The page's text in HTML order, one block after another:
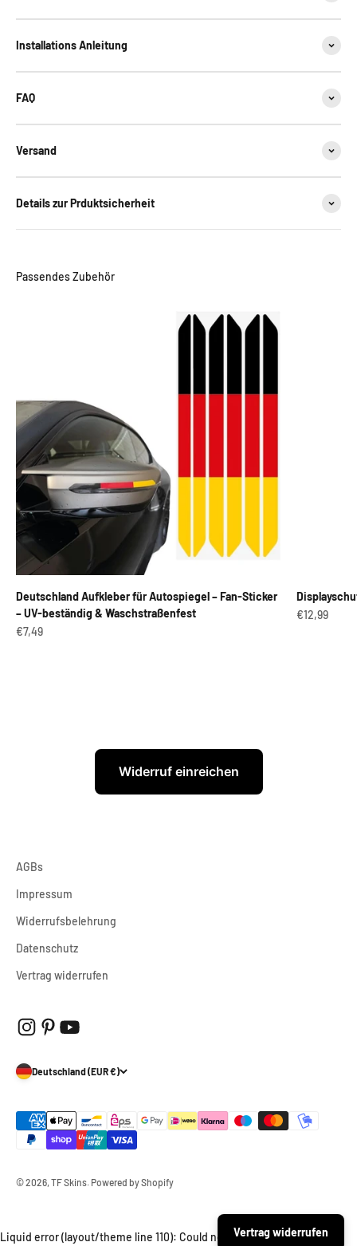
Installations Anleitung
FAQ
Versand
Details zur Prduktsicherheit
Passendes Zubehör
Deutschland Aufkleber für Autospiegel – Fan-Sticker
– UV-beständig & Waschstraßenfest
Angebot
€7,49
Angebot
€12,99
Widerruf einreichen
AGBs
Impressum
Widerrufsbelehrung
Datenschutz
Vertrag widerrufen
Deutschland (EUR €)
© 2026, TF Skins. Powered by Shopify
Liquid error (layout/theme line 110): Could not find assetVertrag widerrufen